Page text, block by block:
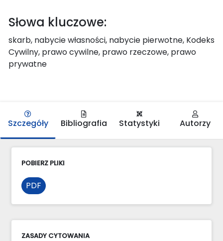
Słowa kluczowe:
skarb, nabycie własności, nabycie pierwotne, Kodeks
Cywilny, prawo cywilne, prawo rzeczowe, prawo
prywatne
Szczegóły Bibliografia Statystyki Autorzy
POBIERZ PLIKI
PDF
ZASADY CYTOWANIA